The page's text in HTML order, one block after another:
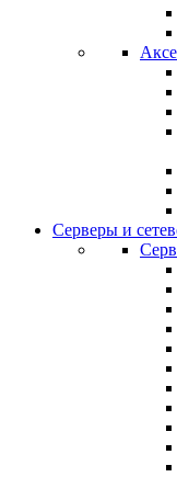
Серверы и